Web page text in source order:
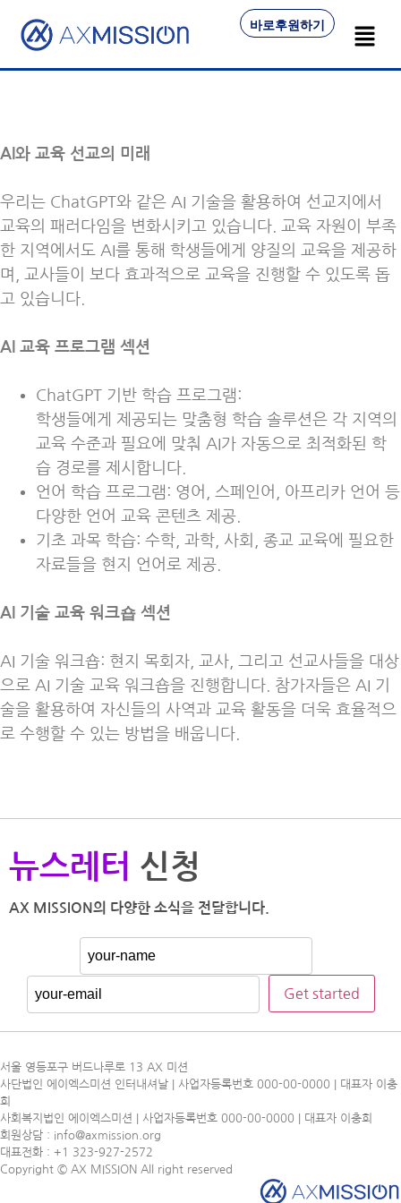
바로후원하기
AI와 교육 선교의 미래
우리는 ChatGPT와 같은 AI 기술을 활용하여 선교지에서
교육의 패러다임을 변화시키고 있습니다. 교육 자원이 부족
한 지역에서도 AI를 통해 학생들에게 양질의 교육을 제공하
며, 교사들이 보다 효과적으로 교육을 진행할 수 있도록 돕
고 있습니다.
AI 교육 프로그램 섹션
ChatGPT 기반 학습 프로그램:
학생들에게 제공되는 맞춤형 학습 솔루션은 각 지역의
교육 수준과 필요에 맞춰 AI가 자동으로 최적화된 학
습 경로를 제시합니다.
언어 학습 프로그램: 영어, 스페인어, 아프리카 언어 등
다양한 언어 교육 콘텐츠 제공.
기초 과목 학습: 수학, 과학, 사회, 종교 교육에 필요한
자료들을 현지 언어로 제공.
AI 기술 교육 워크숍 섹션
AI 기술 워크숍: 현지 목회자, 교사, 그리고 선교사들을 대상
으로 AI 기술 교육 워크숍을 진행합니다. 참가자들은 AI 기
술을 활용하여 자신들의 사역과 교육 활동을 더욱 효율적으
로 수행할 수 있는 방법을 배웁니다.
뉴스레터 신청
AX MISSION의 다양한 소식을 전달합니다.
서울 영등포구 버드나루로 13 AX 미션
사단법인 에이엑스미션 인터내셔날 | 사업자등록번호 000-00-0000 | 대표자 이충
희
사회복지법인 에이엑스미션 | 사업자등록번호 000-00-0000 | 대표자 이충희
회원상담 : info@axmission.org
대표전화 : +1 323-927-2572
Copyright © AX MISSION All right reserved